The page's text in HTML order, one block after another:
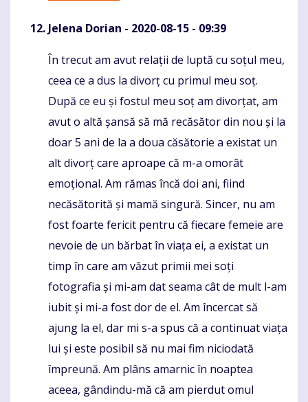
Jelena Dorian - 2020-08-15 - 09:39
Komentaras
În trecut am avut relații de luptă cu soțul meu,
ceea ce a dus la divorț cu primul meu soț.
După ce eu și fostul meu soț am divorțat, am
avut o altă șansă să mă recăsător din nou și la
doar 5 ani de la a doua căsătorie a existat un
alt divorț care aproape că m-a omorât
emoțional. Am rămas încă doi ani, fiind
necăsătorită și mamă singură. Sincer, nu am
fost foarte fericit pentru că fiecare femeie are
nevoie de un bărbat în viața ei, a existat un
timp în care am văzut primii mei soți
fotografia și mi-am dat seama cât de mult l-am
iubit și mi-a fost dor de el. Am încercat să
ajung la el, dar mi s-a spus că a continuat viața
lui și este posibil să nu mai fim niciodată
împreună. Am plâns amarnic în noaptea
aceea, gândindu-mă că am pierdut omul